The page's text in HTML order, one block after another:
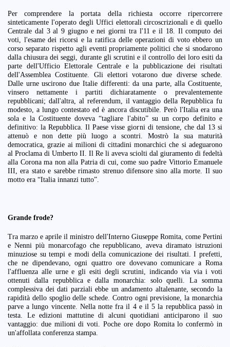
Per comprendere la portata della richiesta occorre ripercorrere
sinteticamente l'operato degli Uffici elettorali circoscrizionali e di quello
Centrale dal 3 al 9 giugno e nei giorni tra l'11 e il 18. Il computo dei
voti, l'esame dei ricorsi e la ratifica delle operazioni di voto ebbero un
corso separato rispetto agli eventi propriamente politici che si snodarono
dalla chiusura dei seggi, durante gli scrutini e il controllo dei loro esiti da
parte dell'Ufficio Elettorale Centrale e la pubblicazione dei risultati
dell'Assemblea Costituente. Gli elettori votarono due diverse schede.
Dalle urne uscirono due Italie differenti: da una parte, alla Costituente,
vinsero nettamente i partiti dichiaratamente o prevalentemente
repubblicani; dall'altra, al referendum, il vantaggio della Repubblica fu
modesto, a lungo contestato ed è ancora discutibile. Però l'Italia era una
sola e la Costituente doveva “tagliare l'abito” su un corpo definito e
definitivo: la Repubblica. Il Paese visse giorni di tensione, che dal 13 si
attenuò e non dette più luogo a scontri. Mostrò la sua maturità
democratica, grazie ai milioni di cittadini monarchici che si adeguarono
al Proclama di Umberto II. Il Re li aveva sciolti dal giuramento di fedeltà
alla Corona ma non alla Patria di cui, come suo padre Vittorio Emanuele
III, era stato e sarebbe rimasto strenuo difensore sino alla morte. Il suo
motto era “Italia innanzi tutto”.
Grande frode?
Tra marzo e aprile il ministro dell'Interno Giuseppe Romita, come Pertini
e Nenni più monarcofago che repubblicano, aveva diramato istruzioni
minuziose su tempi e modi della comunicazione dei risultati. I prefetti,
che ne dipendevano, ogni quattro ore dovevano comunicare a Roma
l'affluenza alle urne e gli esiti degli scrutini, indicando via via i voti
ottenuti dalla repubblica e dalla monarchia: solo quelli. La somma
complessiva dei dati parziali ebbe un andamento altalenante, secondo la
rapidità dello spoglio delle schede. Contro ogni previsione, la monarchia
parve a lungo vincente. Nella notte fra il 4 e il 5 la repubblica passò in
testa. Le edizioni mattutine di alcuni quotidiani anticiparono il suo
vantaggio: due milioni di voti. Poche ore dopo Romita lo confermò in
un'affollata conferenza stampa.